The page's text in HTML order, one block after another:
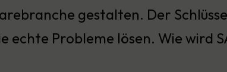
gestalten. Der
Probleme lösen. Wie wird